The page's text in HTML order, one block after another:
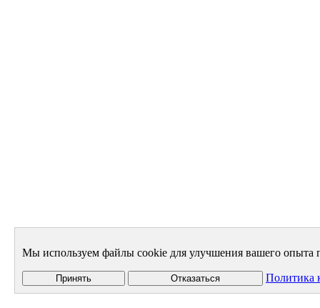
Мы используем файлы cookie для улучшения вашего опыта
Принять Отказаться Политика